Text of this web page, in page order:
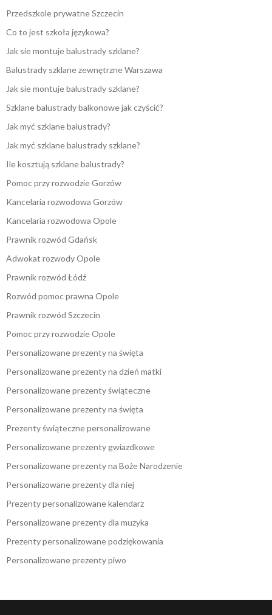
Przedszkole prywatne Szczecin
Co to jest szkoła językowa?
Jak sie montuje balustrady szklane?
Balustrady szklane zewnętrzne Warszawa
Jak sie montuje balustrady szklane?
Szklane balustrady balkonowe jak czyścić?
Jak myć szklane balustrady?
Jak myć szklane balustrady szklane?
Ile kosztują szklane balustrady?
Pomoc przy rozwodzie Gorzów
Kancelaria rozwodowa Gorzów
Kancelaria rozwodowa Opole
Prawnik rozwód Gdańsk
Adwokat rozwody Opole
Prawnik rozwód Łódź
Rozwód pomoc prawna Opole
Prawnik rozwód Szczecin
Pomoc przy rozwodzie Opole
Personalizowane prezenty na święta
Personalizowane prezenty na dzień matki
Personalizowane prezenty świąteczne
Personalizowane prezenty na święta
Prezenty świąteczne personalizowane
Personalizowane prezenty gwiazdkowe
Personalizowane prezenty na Boże Narodzenie
Personalizowane prezenty dla niej
Prezenty personalizowane kalendarz
Personalizowane prezenty dla muzyka
Prezenty personalizowane podziękowania
Personalizowane prezenty piwo